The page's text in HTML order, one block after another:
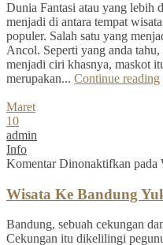
Dunia Fantasi atau yang lebih
menjadi di antara tempat
populer. Salah satu yang
Ancol. Seperti yang anda
menjadi ciri khasnya, maskot
merupakan... Continue reading
Maret
10
admin
Info
Komentar Dinonaktifkan pada
Wisata Ke Bandung
Bandung, sebuah cekungan
Cekungan itu dikelilingi